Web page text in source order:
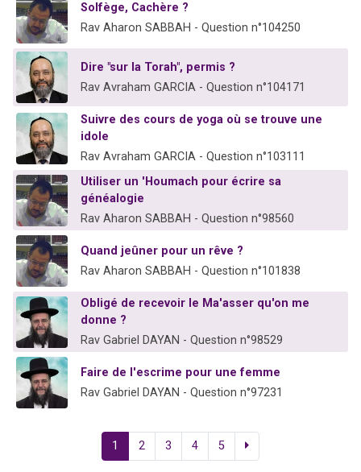
Solfège, Cachère ?
Rav Aharon SABBAH - Question n°104250
Dire "sur la Torah", permis ?
Rav Avraham GARCIA - Question n°104171
Suivre des cours de yoga où se trouve une
idole
Rav Avraham GARCIA - Question n°103111
Utiliser un 'Houmach pour écrire sa
généalogie
Rav Aharon SABBAH - Question n°98560
Quand jeûner pour un rêve ?
Rav Aharon SABBAH - Question n°101838
Obligé de recevoir le Ma'asser qu'on me
donne ?
Rav Gabriel DAYAN - Question n°98529
Faire de l'escrime pour une femme
Rav Gabriel DAYAN - Question n°97231
1 2 3 4 5